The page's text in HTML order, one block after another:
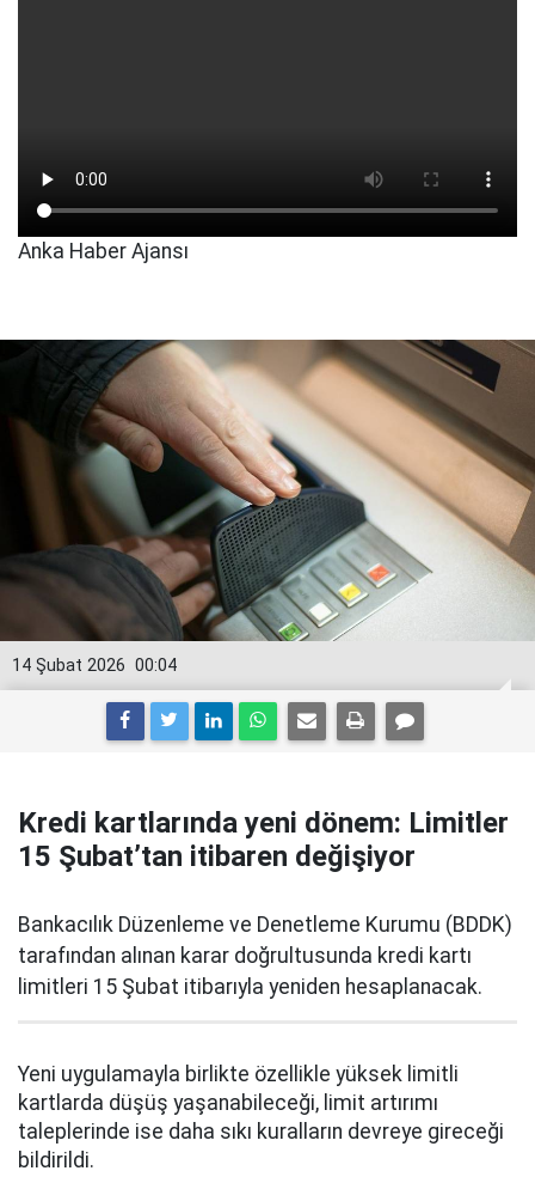
Anka Haber Ajansı
00:04
14 Şubat 2026
Kredi kartlarında yeni dönem: Limitler
15 Şubat’tan itibaren değişiyor
Bankacılık Düzenleme ve Denetleme Kurumu (BDDK)
tarafından alınan karar doğrultusunda kredi kartı
limitleri 15 Şubat itibarıyla yeniden hesaplanacak.
Yeni uygulamayla birlikte özellikle yüksek limitli
kartlarda düşüş yaşanabileceği, limit artırımı
taleplerinde ise daha sıkı kuralların devreye gireceği
bildirildi.